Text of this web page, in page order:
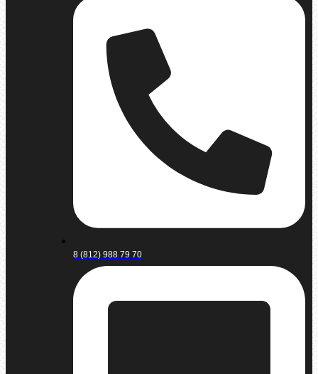
8 (812) 988 79 70